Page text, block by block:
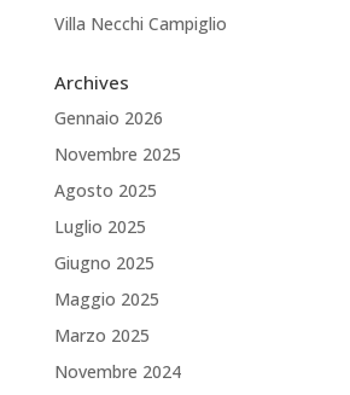
Villa Necchi Campiglio
Archives
Gennaio 2026
Novembre 2025
Agosto 2025
Luglio 2025
Giugno 2025
Maggio 2025
Marzo 2025
Novembre 2024